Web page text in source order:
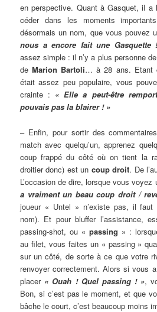
en perspective. Quant à Gasquet, il a
céder dans les moments
désormais un nom, que vous pouvez
nous a encore fait une Gasquette
assez simple : il n’y a plus personne
deMarion Bartoli… à 28 ans. Etant
était assez peu populaire, vous
crainte : « Elle a peut-être
pouvais pas la blairer ! »
– Enfin, pour sortir des
match avec quelqu’un, apprenez
coup frappé du côté où on tient la
droitier donc) est un coup droit. De
L’occasion de dire, lorsque vous voyez
a vraiment un beau coup droit /
joueur « Untel » n’existe pas, il
nom). Et pour bluffer l’assistance,
passing-shot, ou « passing » :
au filet, vous faites un « passing »
sur un côté, de sorte à ce que votre
renvoyer correctement. Alors si vous
placer « Ouah ! Quel passing ! »,
Bon, si c’est pas le moment, et que
bâche le court, c’est beaucoup moins